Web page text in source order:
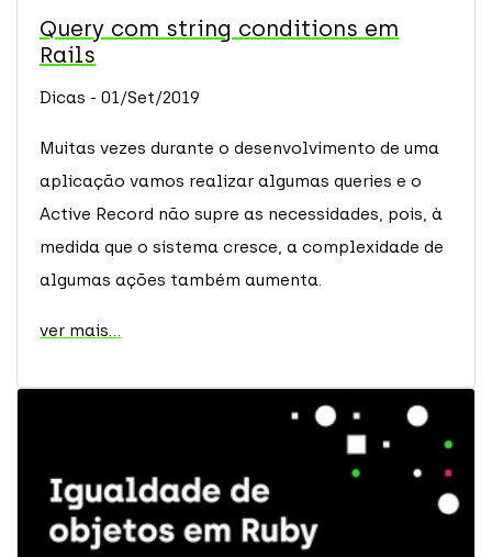
Query com string conditions em
Rails
Dicas - 01/Set/2019
Muitas vezes durante o desenvolvimento de uma
aplicação vamos realizar algumas queries e o
Active Record não supre as necessidades, pois, à
medida que o sistema cresce, a complexidade de
algumas ações também aumenta.
ver mais...